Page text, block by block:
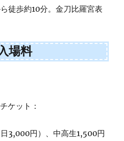
徒歩約10分。金刀比羅宮表
場料
ケット：
3,000円）、中高生1,500円